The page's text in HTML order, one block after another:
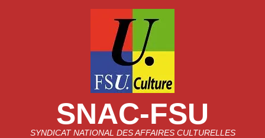
SNAC-FSU
SYNDICAT NATIONAL DES AFFAIRES CULTURELLES